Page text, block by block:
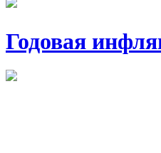
Годовая